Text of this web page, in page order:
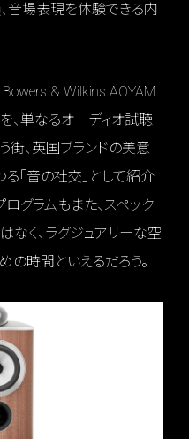
音場表現を体験できる内
& Wilkins AOYAM
、単なるオーディオ試聴
街、英国ブランドの美意
「音の社交」として紹介
ログラムもまた、スペック
く、ラグジュアリーな空
時間といえるだろう。